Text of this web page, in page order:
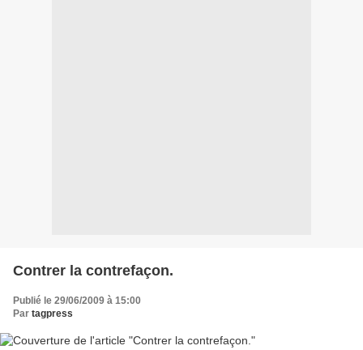
Contrer la contrefaçon.
Publié le 29/06/2009 à 15:00
Par tagpress